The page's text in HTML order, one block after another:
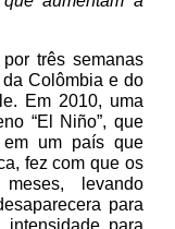
três semanas
Colômbia e do
Em 2010, uma
“El Niño”, que
em um país que
fez com que os
levando
para